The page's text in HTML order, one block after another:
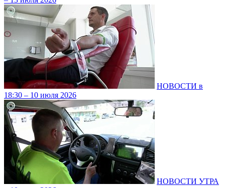
НОВОСТИ в
18:30 – 10 июля 2026
НОВОСТИ УТРА